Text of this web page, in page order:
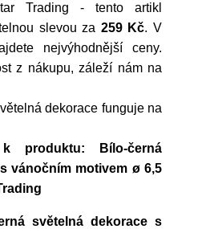
Trading - tento artikl
slevou za 259 Kč. V
nejvýhodnější ceny.
z nákupu, záleží nám na
dekorace funguje na
produktu: Bílo-černá
vánočním motivem ø 6,5
světelná dekorace s